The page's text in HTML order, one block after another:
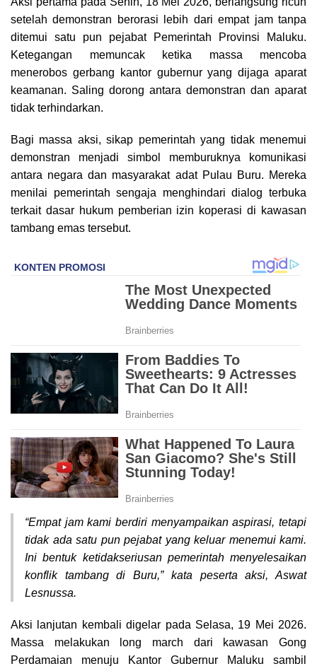
setelah demonstran berorasi lebih dari empat jam tanpa
ditemui satu pun pejabat Pemerintah Provinsi Maluku.
Ketegangan memuncak ketika massa mencoba
menerobos gerbang kantor gubernur yang dijaga aparat
keamanan. Saling dorong antara demonstran dan aparat
tidak terhindarkan.
Bagi massa aksi, sikap pemerintah yang tidak menemui
demonstran menjadi simbol memburuknya komunikasi
antara negara dan masyarakat adat Pulau Buru. Mereka
menilai pemerintah sengaja menghindari dialog terbuka
terkait dasar hukum pemberian izin koperasi di kawasan
tambang emas tersebut.
“Empat jam kami berdiri menyampaikan aspirasi, tetapi
tidak ada satu pun pejabat yang keluar menemui kami.
Ini bentuk ketidakseriusan pemerintah menyelesaikan
konflik tambang di Buru,” kata peserta aksi, Aswat
Lesnussa.
Aksi lanjutan kembali digelar pada Selasa, 19 Mei 2026.
Massa melakukan long march dari kawasan Gong
Perdamaian menuju Kantor Gubernur Maluku sambil